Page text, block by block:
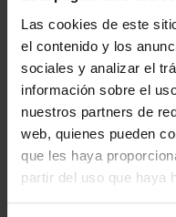
Las cookies de este
el contenido y los
sociales y analizar el
información sobre el
nuestros partners de
web, quienes pueden
que les haya
partir del uso que haya
CAPITALES DE
PROVINCIA